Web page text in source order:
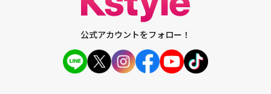
公式アカウントをフォロー！